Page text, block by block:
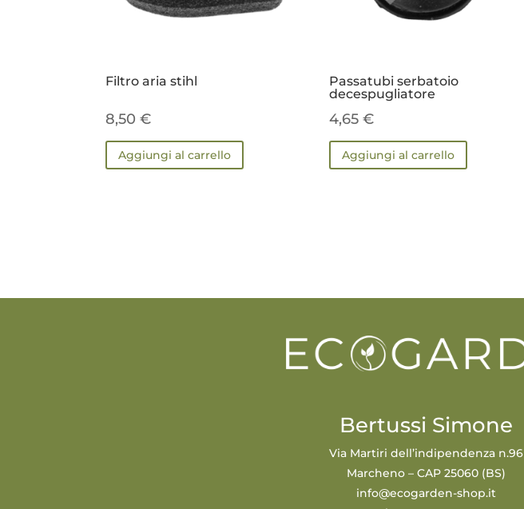
Filtro aria stihl
8,50 €
Aggiungi al carrello
Passatubi serbatoio
decespugliatore
4,65€
Aggiungi al carrello
Bertussi Simone
Via Martiri dell’indipendenza n.96
Marcheno – CAP 25060 (BS)
info@ecogarden-shop.it